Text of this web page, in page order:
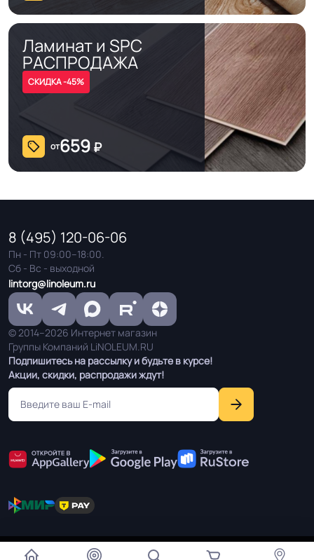
Ламинат и SPC
РАСПРОДАЖА
СКИДКА -45%
от659 ₽
Подпишитесь на рассылку и будьте в курсе!
Акции, скидки, распродажи ждут!
8 (495) 120-06-06
Пн - Пт 09:00–18:00.
Сб - Вс - выходной
lintorg@linoleum.ru
© 2014–2026 Интернет магазин
Группы Компаний LiNOLEUM.RU
Мы используем cookie чтобы улучшить работу сайта для